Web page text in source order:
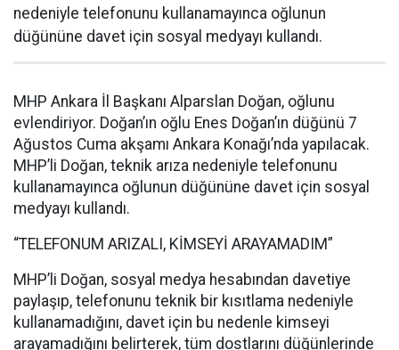
nedeniyle telefonunu kullanamayınca oğlunun
düğününe davet için sosyal medyayı kullandı.
MHP Ankara İl Başkanı Alparslan Doğan, oğlunu
evlendiriyor. Doğan’ın oğlu Enes Doğan’ın düğünü 7
Ağustos Cuma akşamı Ankara Konağı’nda yapılacak.
MHP’li Doğan, teknik arıza nedeniyle telefonunu
kullanamayınca oğlunun düğününe davet için sosyal
medyayı kullandı.
“TELEFONUM ARIZALI, KİMSEYİ ARAYAMADIM”
MHP’li Doğan, sosyal medya hesabından davetiye
paylaşıp, telefonunu teknik bir kısıtlama nedeniyle
kullanamadığını, davet için bu nedenle kimseyi
arayamadığını belirterek, tüm dostlarını düğünlerinde